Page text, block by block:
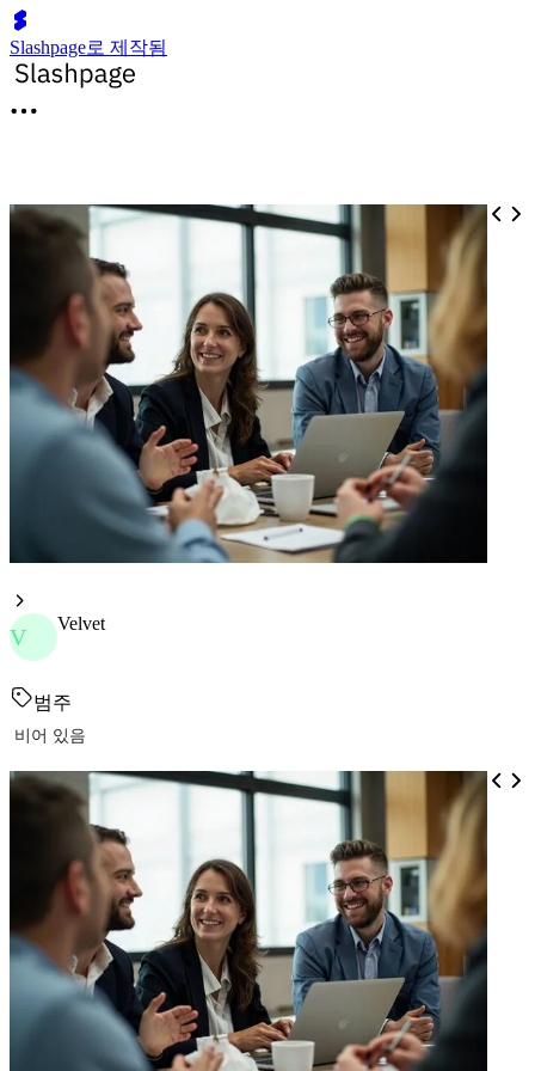
Slashpage로 제작됨
V
Velvet
범주
비어 있음